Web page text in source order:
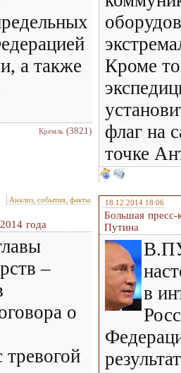
а также
Кремль (3821)
Кроме
флаг на
точке
Анализ, события, факты
года
–
о
тревогой
18.12.2014 18:06
Большая пресс-
Путина
в